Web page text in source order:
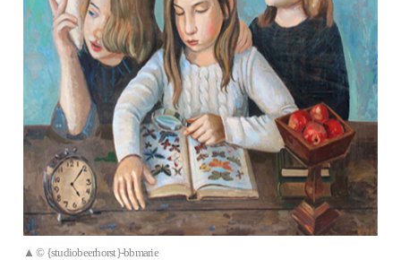
▲ © {studiobeerhorst}-bbmarie